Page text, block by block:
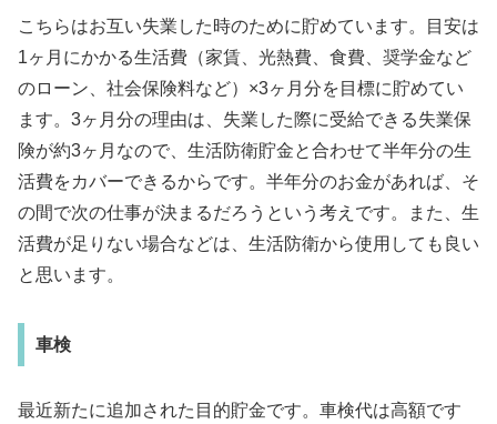
こちらはお互い失業した時のために貯めています。目安は
1ヶ月にかかる生活費（家賃、光熱費、食費、奨学金など
のローン、社会保険料など）×3ヶ月分を目標に貯めてい
ます。3ヶ月分の理由は、失業した際に受給できる失業保
険が約3ヶ月なので、生活防衛貯金と合わせて半年分の生
活費をカバーできるからです。半年分のお金があれば、そ
の間で次の仕事が決まるだろうという考えです。また、生
活費が足りない場合などは、生活防衛から使用しても良い
と思います。
車検
最近新たに追加された目的貯金です。車検代は高額です